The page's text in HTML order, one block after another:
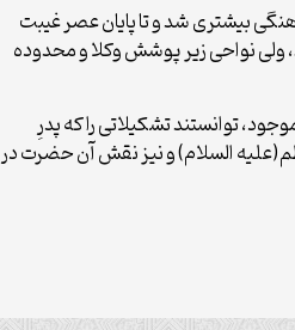
بیش­ترى شد و تا پایان عصر غیبت
نواحی زیر پوشش وکلا و محدوده
توانستند تشکیلاتی را که پدرِ
السلام) و نیز نقش آن حضرت در